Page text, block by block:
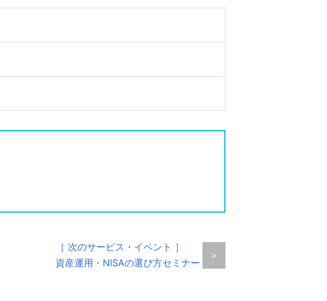
［ 次のサービス・イベント ］
資産運用・NISAの選び方セミナー
>